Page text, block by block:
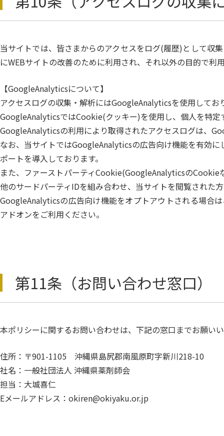
当サイトでは、皆さまからのアクセスをログ(履歴)として収
にWEBサイトの改善のために利用され、それ以外の目的で利
【GoogleAnalyticsについて】
アクセスログの収集・解析にはGoogleAnalyticsを使用してお
GoogleAnalyticsではCookie(クッキー)を使用し、個人を特定
GoogleAnalyticsの利用により取得されたアクセスログは、
なお、当サイトではGoogleAnalyticsの広告向け機能を有効
ポートを導入しております。
また、ファーストパーティCookie(GoogleAnalyticsの
他のサードパーティIDを組み合わせ、当サイトを閲覧された
GoogleAnalyticsの広告向け機能をオプトアウトされる場合
アドオンをご利用ください。
第11条（お問い合わせ窓口）
本ポリシーに関するお問い合わせは、下記の窓口までお願い
住所：〒901-1105 沖縄県島尻郡南風原町字新川218-10
社名：一般社団法人 沖縄県薬剤師会
担当：大城喜仁
Eメールアドレス：okiren@okiyaku.or.jp